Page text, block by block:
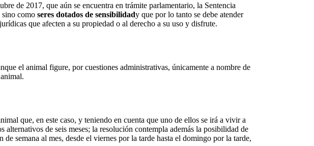
de 2017, que aún se encuentra en trámite parlamentario, la Sentencia
sino como seres dotados de sensibilidady que por lo tanto se debe atender
que afecten a su propiedad o al derecho a su uso y disfrute.
el animal figure, por cuestiones administrativas, únicamente a nombre de
que, en este caso, y teniendo en cuenta que uno de ellos se irá a vivir a
de seis meses; la resolución contempla además la posibilidad de
semana al mes, desde el viernes por la tarde hasta el domingo por la tarde,